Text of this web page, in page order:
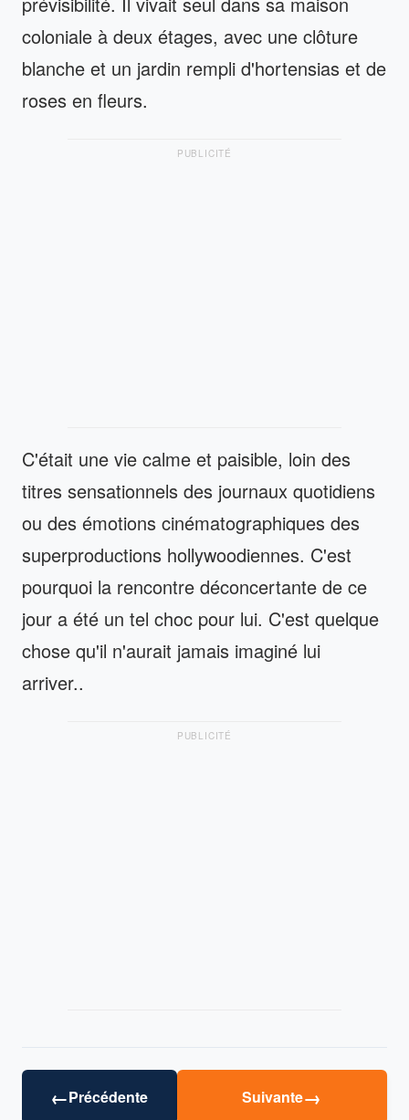
coloniale à deux étages, avec une clôture
blanche et un jardin rempli d'hortensias et de
roses en fleurs.
PUBLICITÉ
C'était une vie calme et paisible, loin des
titres sensationnels des journaux quotidiens
ou des émotions cinématographiques des
superproductions hollywoodiennes. C'est
pourquoi la rencontre déconcertante de ce
jour a été un tel choc pour lui. C'est quelque
chose qu'il n'aurait jamais imaginé lui
arriver..
PUBLICITÉ
←Précédente Suivante→